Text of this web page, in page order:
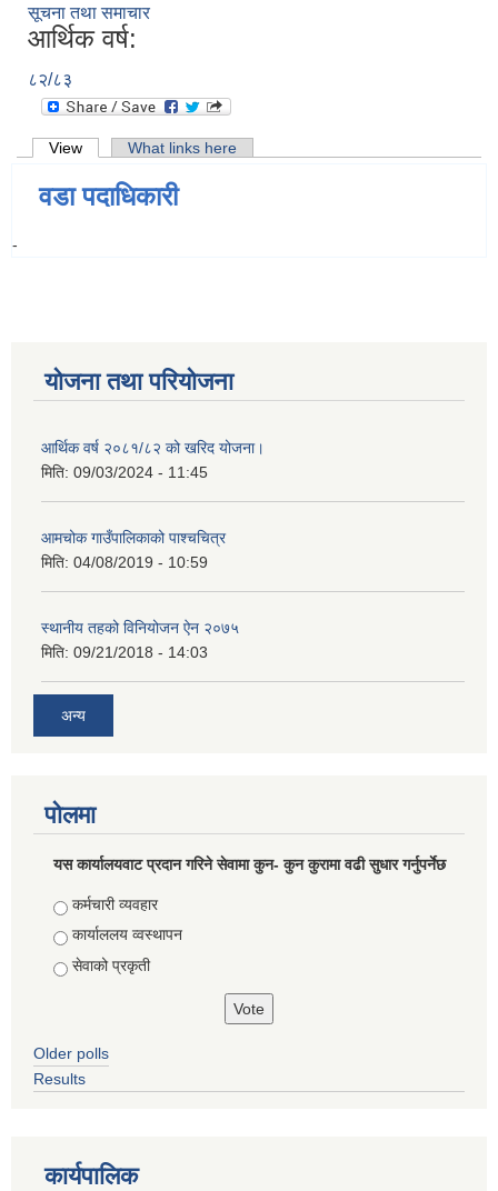
सूचना तथा समाचार
आर्थिक वर्ष:
८२/८३
Primary tabs
View (active tab)What links here
वडा पदाधिकारी
-
योजना तथा परियोजना
आर्थिक वर्ष २०८१/८२ को खरिद योजना।
मिति: 09/03/2024 - 11:45
आमचोक गाउँपालिकाको पाश्चचित्र
मिति: 04/08/2019 - 10:59
स्थानीय तहको विनियोजन ऐन २०७५
मिति: 09/21/2018 - 14:03
अन्य
पोलमा
यस कार्यालयवाट प्रदान गरिने सेवामा कुन- कुन कुरामा वढी सुधार गर्नुपर्नेछ
Choices
कर्मचारी व्यवहार
कार्याललय व्वस्थापन
सेवाको प्रकृती
Older polls
Results
कार्यपालिक